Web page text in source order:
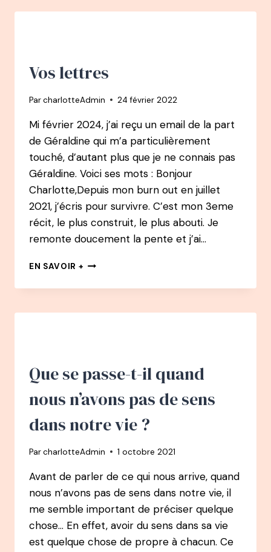
J’ÉTAIS
GÉRALDINE
APRÈS
BURN-
OUT)
Vos lettres
ParcharlotteAdmin 24 février 2022
Mi février 2024, j’ai reçu un email de la part
de Géraldine qui m’a particulièrement
touché, d’autant plus que je ne connais pas
Géraldine. Voici ses mots : Bonjour
Charlotte,Depuis mon burn out en juillet
2021, j’écris pour survivre. C’est mon 3eme
récit, le plus construit, le plus abouti. Je
remonte doucement la pente et j’ai…
EN SAVOIR + VOS
Que se passe-t-il quand
nous n’avons pas de sens
dans notre vie ?
ParcharlotteAdmin 1 octobre 2021
Avant de parler de ce qui nous arrive, quand
nous n’avons pas de sens dans notre vie, il
me semble important de préciser quelque
chose… En effet, avoir du sens dans sa vie
est quelque chose de propre à chacun. Ce